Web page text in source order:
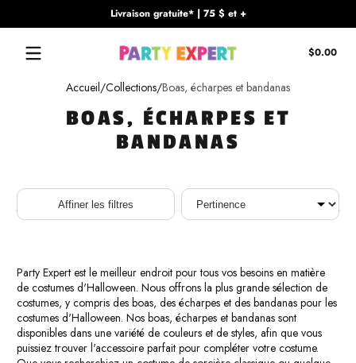
Livraison gratuite* | 75 $ et +
$0.00
Accueil Collections Boas, écharpes et bandanas
BOAS, ÉCHARPES ET
BANDANAS
Affiner les filtres
Trier
Party Expert est le meilleur endroit pour tous vos besoins en matière
de costumes d'Halloween. Nous offrons la plus grande sélection de
costumes, y compris des boas, des écharpes et des bandanas pour les
costumes d'Halloween. Nos boas, écharpes et bandanas sont
disponibles dans une variété de couleurs et de styles, afin que vous
puissiez trouver l'accessoire parfait pour compléter votre costume.